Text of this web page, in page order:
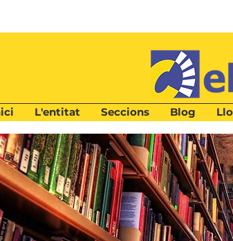
L'entitat Seccions Blog